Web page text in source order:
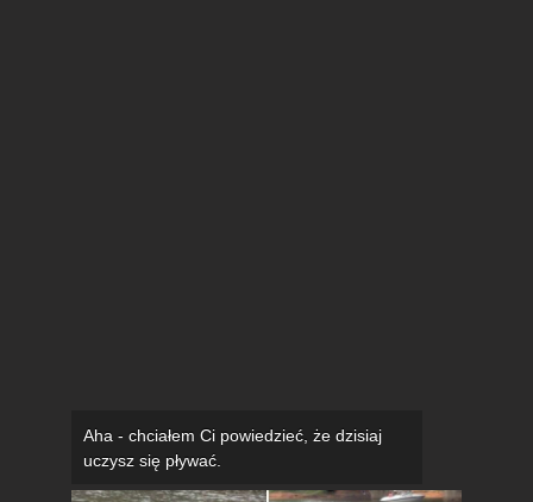
Aha - chciałem Ci powiedzieć, że dzisiaj
uczysz się pływać.